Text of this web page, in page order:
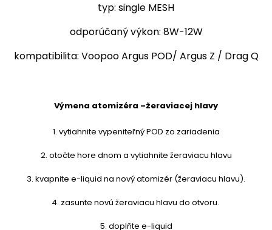
typ: single MESH
odporúčaný výkon: 8W-12W
kompatibilita: Voopoo Argus POD/ Argus Z / Drag Q
Výmena atomizéra –žeraviacej hlavy
1. vytiahnite vypeniteľný POD zo zariadenia
2. otočte hore dnom a vytiahnite žeraviacu hlavu
3. kvapnite e-liquid na nový atomizér (žeraviacu hlavu).
4. zasunte novú žeraviacu hlavu do otvoru.
5. doplňte e-liquid